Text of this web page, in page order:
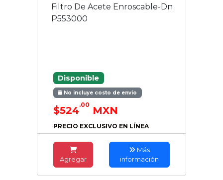
Filtro De Acete Enroscable-Dn
P553000
Disponible
No incluye costo de envío
$524.00 MXN
PRECIO EXCLUSIVO EN LÍNEA
Agregar
Más
información